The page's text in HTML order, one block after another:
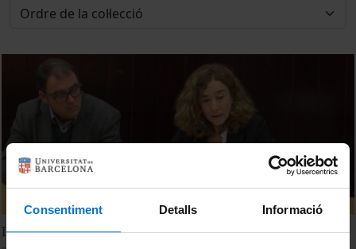
Consentiment Detalls Informació
Inauguració del IX Fòrum Social i Emprenedor